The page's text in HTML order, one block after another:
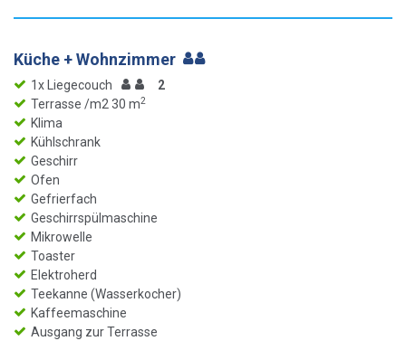
Küche + Wohnzimmer
1x Liegecouch
2
Terrasse /m2 30 m2
Klima
Kühlschrank
Geschirr
Ofen
Gefrierfach
Geschirrspülmaschine
Mikrowelle
Toaster
Elektroherd
Teekanne (Wasserkocher)
Kaffeemaschine
Ausgang zur Terrasse